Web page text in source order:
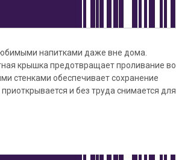
напитками даже вне дома.
крышка предотвращает проливание во
стенками обеспечивает сохранение
и без труда снимается для